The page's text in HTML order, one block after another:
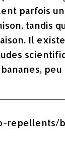
parfois
tandis
Il
repellents/